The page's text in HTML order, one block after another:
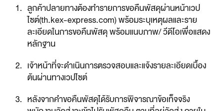
ลูกค้าปลายทางต้องทำรายการขอคืนพัสดุผ่านหน้าเวป
ไซต์(th.kex-express.com) พร้อมระบุเหตุผลและราย
ละเอียดในการขอคืนพัสดุ พร้อมแนบภาพ/ วีดีโอเพื่อแสดง
หลักฐาน
เจ้าหน้าที่จะดำเนินการตรวจสอบและแจ้งรายละเอียดเบื้อง
ต้นผ่านทางเวปไซต์
หลังจากคำขอคืนพัสดุได้รับการพิจารณาข้อเท็จจริง